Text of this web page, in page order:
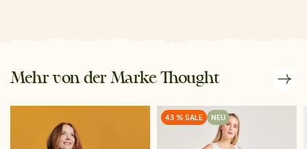
Mehr von der Marke Thought
43 % SALE NEU